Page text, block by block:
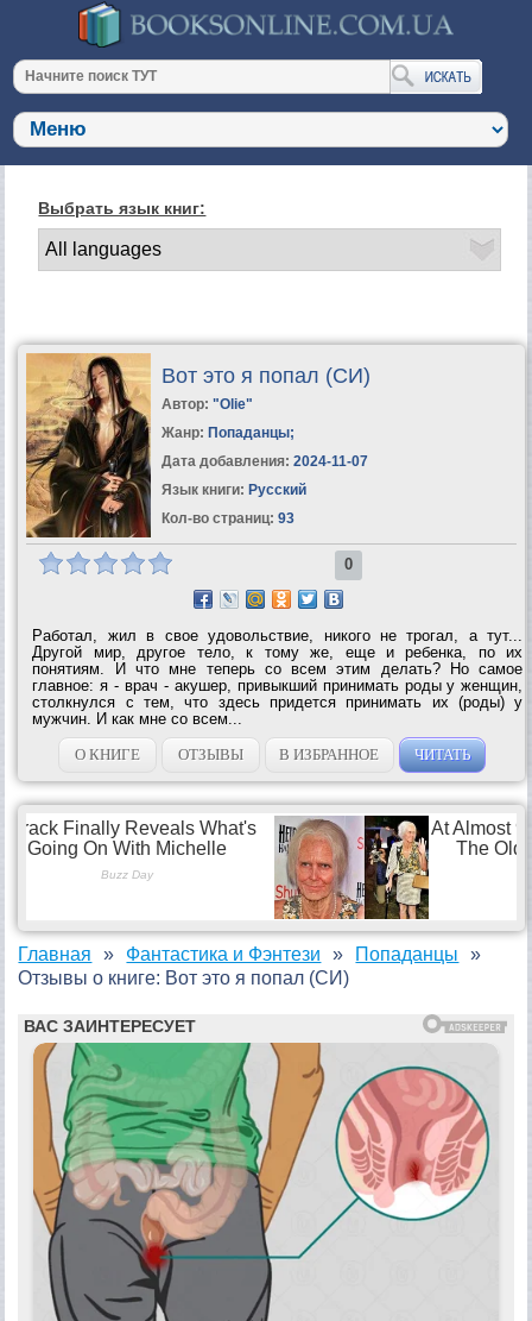
Выбрать язык книг:
Вот это я попал (СИ)
Автор: "Olie"
Жанр: Попаданцы;
Дата добавления: 2024-11-07
Язык книги: Русский
Кол-во страниц: 93
0
Работал, жил в свое удовольствие, никого не трогал, а тут...
Другой мир, другое тело, к тому же, еще и ребенка, по их
понятиям. И что мне теперь со всем этим делать? Но самое
главное: я - врач - акушер, привыкший принимать роды у женщин,
столкнулся с тем, что здесь придется принимать их (роды) у
мужчин. И как мне со всем...
О КНИГЕ
ОТЗЫВЫ В ИЗБРАННОЕ ЧИТАТЬ
Главная Фантастика и Фэнтези
Попаданцы
Отзывы о книге: Вот это я попал (СИ)